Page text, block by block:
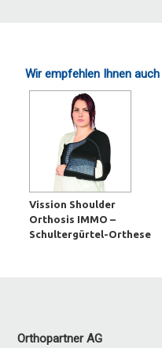
Wir empfehlen Ihnen
Vission Shoulder
Orthosis IMMO –
Schultergürtel-Orthese
Orthopartner AG